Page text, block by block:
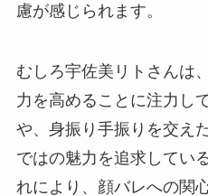
慮が感じられます。
むしろ宇佐美リトさんは
力を高めることに注力し
や、身振り手振りを交え
ではの魅力を追求してい
れにより、顔バレへの関